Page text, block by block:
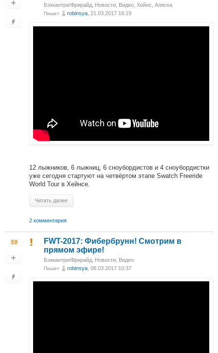
Бэккантри/Фрирайд Новости Видео Хейнс, Аляска
Пишет robinsya , 21.03.2017 16:19
12 лыжников, 6 лыжниц, 6 сноубордистов и 4 сноубордистки
уже сегодня стартуют на четвёртом этапе Swatch Freeride
World Tour в Хейнсе.
Читать далее
2 комментария
59
FWT-2017: Фибербрунн! Смотрим в
прямом эфире!
Бэккантри/Фрирайд Новости Видео
Пишет robinsya , 08.03.2017 10:37